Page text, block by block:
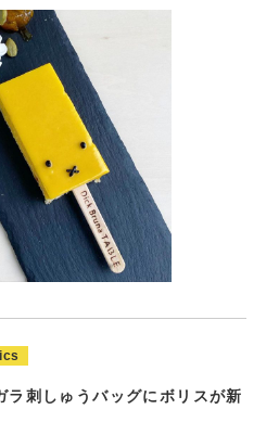
ラ刺しゅうバッグにボリスが新